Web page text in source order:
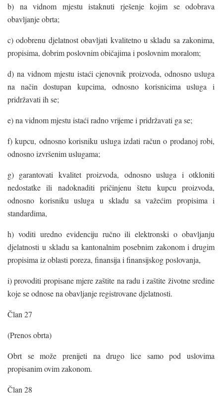
b) na vidnom mjestu istaknuti rješenje kojim se odobrava
obavljanje obrta;
c) odobrenu djelatnost obavljati kvalitetno u skladu sa zakonima,
propisima, dobrim poslovnim običajima i poslovnim moralom;
d) na vidnom mjestu istaći cjenovnik proizvoda, odnosno usluga
na način dostupan kupcima, odnosno korisnicima usluga i
pridržavati ih se;
e) na vidnom mjestu istaći radno vrijeme i pridržavati ga se;
f) kupcu, odnosno korisniku usluga izdati račun o prodanoj robi,
odnosno izvršenim uslugama;
g) garantovati kvalitet proizvoda, odnosno usluga i otkloniti
nedostatke ili nadoknaditi pričinjenu štetu kupcu proizvoda,
odnosno korisniku usluga u skladu sa važećim propisima i
standardima,
h) voditi uredno evidenciju ručno ili elektronski o obavljanju
djelatnosti u skladu sa kantonalnim posebnim zakonom i drugim
propisima iz oblasti poreza, finansija i finansijskog poslovanja,
i) provoditi propisane mjere zaštite na radu i zaštite životne sredine
koje se odnose na obavljanje registrovane djelatnosti.
Član 27
(Prenos obrta)
Obrt se može prenijeti na drugo lice samo pod uslovima
propisanim ovim zakonom.
Član 28